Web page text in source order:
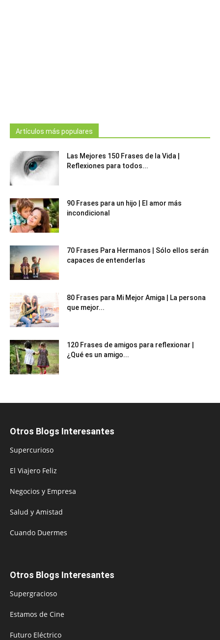
Artículos más populares
Las Mejores 150 Frases de la Vida |
Reflexiones para todos...
90 Frases para un hijo | El amor más
incondicional
70 Frases Para Hermanos | Sólo ellos serán
capaces de entenderlas
80 Frases para Mi Mejor Amiga | La persona
que mejor...
120 Frases de amigos para reflexionar |
¿Qué es un amigo...
Otros Blogs Interesantes
Supercurioso
El Viajero Feliz
Negocios y Empresa
Salud y Amistad
Cuando Duermes
Otros Blogs Interesantes
Supergracioso
Estamos de Cine
Futuro Eléctrico